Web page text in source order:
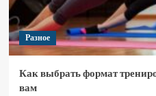
Разное
Как выбрать формат
вам